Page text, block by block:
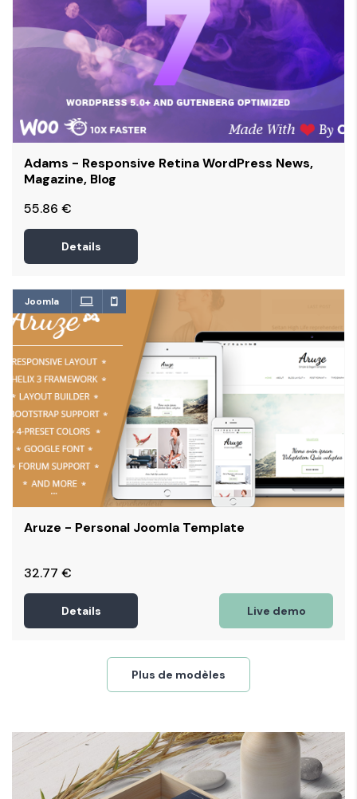
Adams - Responsive Retina WordPress News,
Magazine, Blog
55.86 €
Details
Joomla
Aruze - Personal Joomla Template
32.77 €
Details Live demo
Plus de modèles